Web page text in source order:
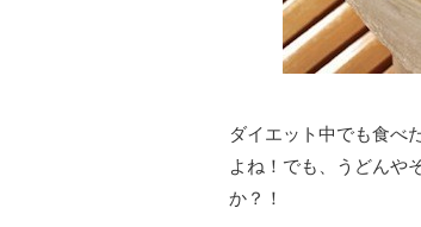
ダイエット中でも食べ
よね！でも、うどんや
か？！